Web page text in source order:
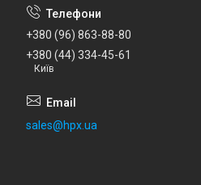
+380 (96) 863-88-80
+380 (44) 334-45-61
Київ
sales@hpx.ua